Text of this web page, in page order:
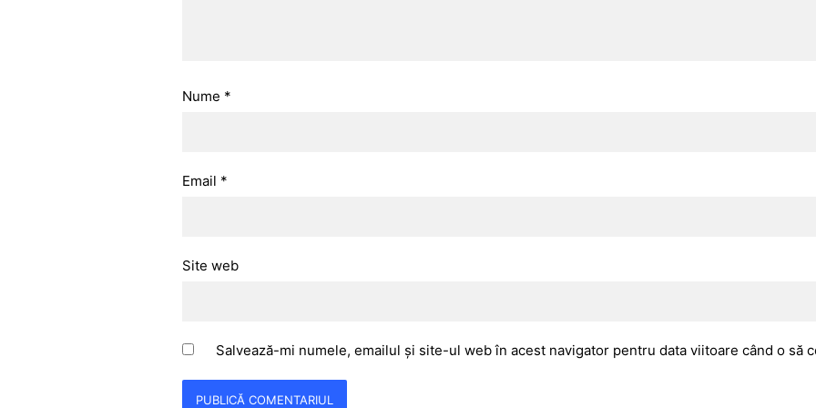
Nume *
Email *
Site web
Salvează-mi numele, emailul și site-ul web în acest navigator pentru data viitoare când o să